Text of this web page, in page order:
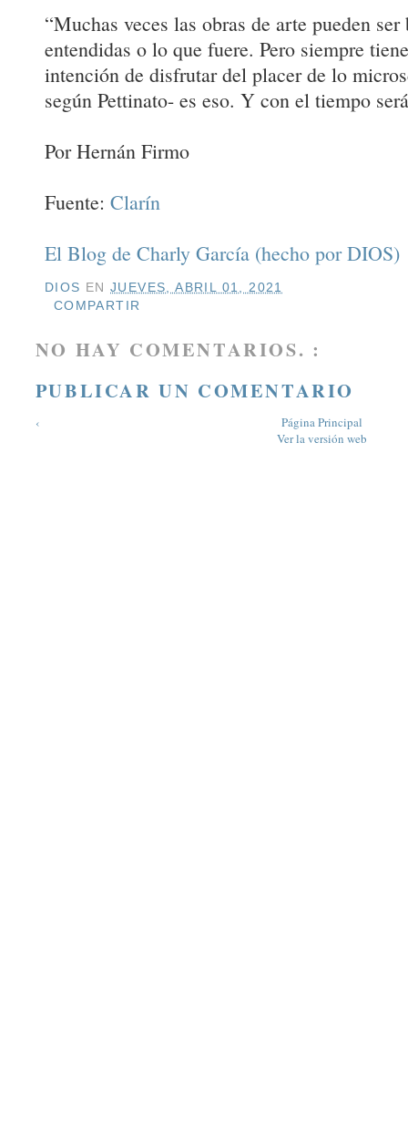
“Muchas veces las obras de arte pueden ser
entendidas o lo que fuere. Pero siempre
intención de disfrutar del placer de lo
según Pettinato- es eso. Y con el tiempo
Por Hernán Firmo
Fuente: Clarín
El Blog de Charly García (hecho por DIOS)
DIOS EN JUEVES, ABRIL 01, 2021
COMPARTIR
NO HAY COMENTARIOS. :
PUBLICAR UN COMENTARIO
‹
Página Principal
Ver la versión web